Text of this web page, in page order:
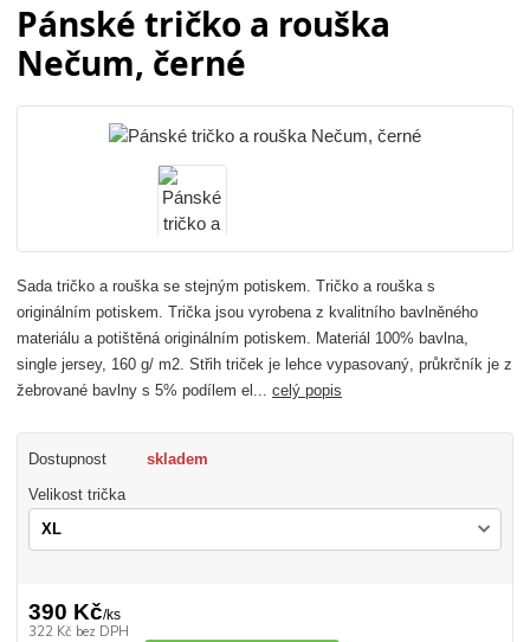
Pánské tričko a rouška
Nečum, černé
Sada tričko a rouška se stejným potiskem. Tričko a rouška s
originálním potiskem. Trička jsou vyrobena z kvalitního bavlněného
materiálu a potištěná originálním potiskem. Materiál 100% bavlna,
single jersey, 160 g/ m2. Střih triček je lehce vypasovaný, průkrčník je z
žebrované bavlny s 5% podílem el...celý popis
Dostupnost skladem
Velikost trička
390 Kč/ks
322 Kč bez DPH